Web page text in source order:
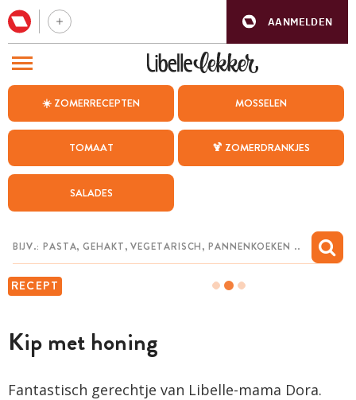
AANMELDEN
☀️ ZOMERRECEPTEN MOSSELEN
TOMAAT 🍹 ZOMERDRANKJES
SALADES
RECEPT
Kip met honing
Fantastisch gerechtje van Libelle-mama Dora.
BEZOEK ONZE ANDERE WEBSITES
WEEKMENU
CHAT MET MAIA
MIJN BEWAARDE RECEPTEN